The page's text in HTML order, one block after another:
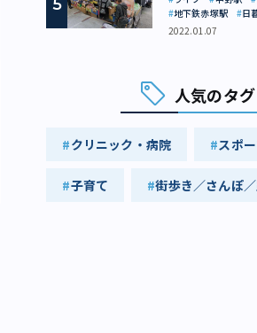
地下鉄赤塚駅
日
2022.01.07
人気のタグ
クリニック・病院 スポ
子育て 街歩き／さんぽ